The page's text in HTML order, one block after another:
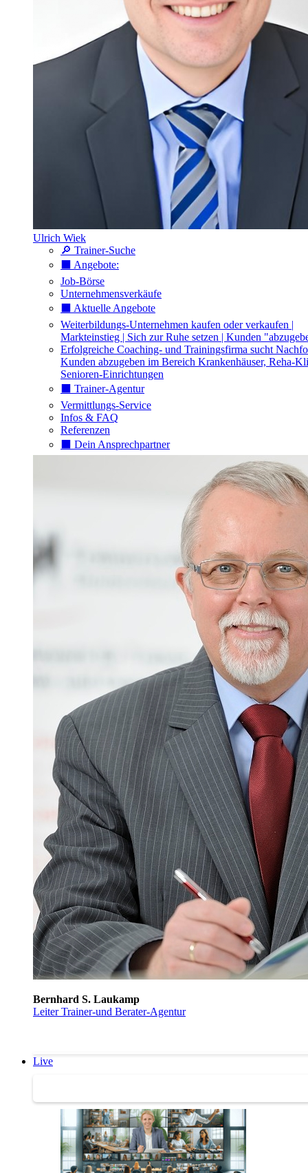
Ulrich Wiek
🔎 Trainer-Suche
⬛️ Angebote:
Job-Börse
Unternehmensverkäufe
⬛️ Aktuelle Angebote
Weiterbildungs-Unternehmen kaufen oder verkaufen |
Markteinstieg | Sich zur Ruhe setzen | Kunden
Erfolgreiche Coaching- und Trainingsfirma sucht
Kunden abzugeben im Bereich Krankenhäuser, Reha-
Senioren-Einrichtungen
⬛️ Trainer-Agentur
Vermittlungs-Service
Infos & FAQ
Referenzen
⬛️ Dein Ansprechpartner
Bernhard S. Laukamp
Leiter Trainer-und Berater-Agentur
Live